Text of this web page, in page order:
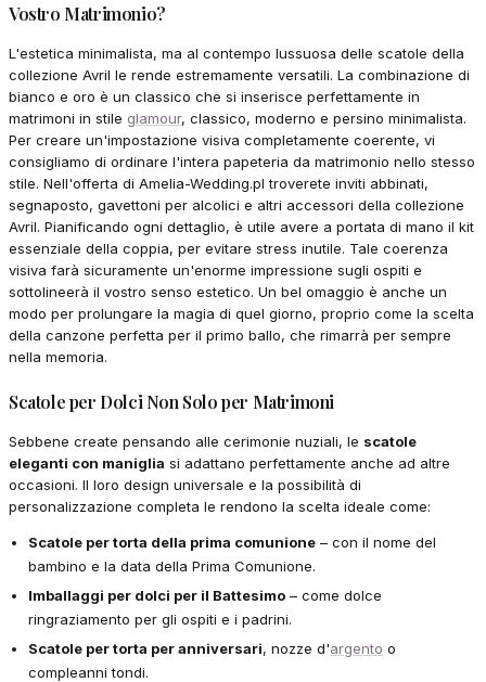
Vostro Matrimonio?
L'estetica minimalista, ma al contempo lussuosa delle scatole della
collezione Avril le rende estremamente versatili. La combinazione di
bianco e oro è un classico che si inserisce perfettamente in
matrimoni in stile glamour, classico, moderno e persino minimalista.
Per creare un'impostazione visiva completamente coerente, vi
consigliamo di ordinare l'intera papeteria da matrimonio nello stesso
stile. Nell'offerta di Amelia-Wedding.pl troverete inviti abbinati,
segnaposto, gavettoni per alcolici e altri accessori della collezione
Avril. Pianificando ogni dettaglio, è utile avere a portata di mano il kit
essenziale della coppia, per evitare stress inutile. Tale coerenza
visiva farà sicuramente un'enorme impressione sugli ospiti e
sottolineerà il vostro senso estetico. Un bel omaggio è anche un
modo per prolungare la magia di quel giorno, proprio come la scelta
della canzone perfetta per il primo ballo, che rimarrà per sempre
nella memoria.
Scatole per Dolci Non Solo per Matrimoni
Sebbene create pensando alle cerimonie nuziali, le scatole
eleganti con maniglia si adattano perfettamente anche ad altre
occasioni. Il loro design universale e la possibilità di
personalizzazione completa le rendono la scelta ideale come:
Scatole per torta della prima comunione – con il nome del
bambino e la data della Prima Comunione.
Imballaggi per dolci per il Battesimo – come dolce
ringraziamento per gli ospiti e i padrini.
Scatole per torta per anniversari, nozze d'argento o
compleanni tondi.